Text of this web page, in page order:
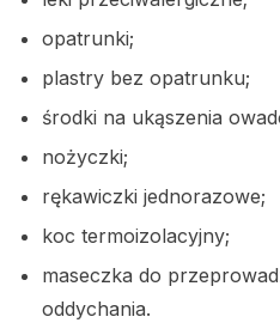
opatrunki;
plastry bez opatrunku;
środki na ukąszenia
nożyczki;
rękawiczki jednorazowe;
koc termoizolacyjny;
maseczka do
oddychania.